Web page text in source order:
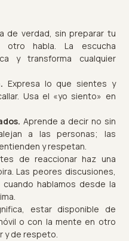
de verdad, sin preparar tu
otro habla. La escucha
y transforma cualquier
Expresa lo que sientes y
Usa el «yo siento» en
Aprende a decir no sin
a las personas; las
y respetan.
de reaccionar haz una
Las peores discusiones,
hablamos desde la
estar disponible de
o con la mente en otro
y de respeto.